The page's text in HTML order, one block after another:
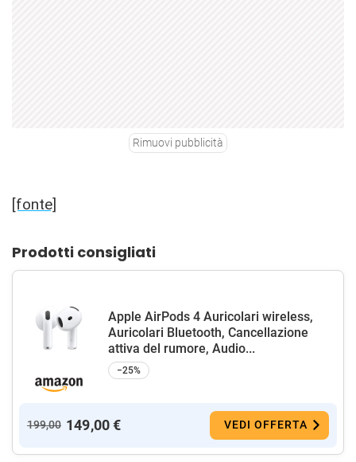
Rimuovi pubblicità
[fonte]
Prodotti consigliati
Apple AirPods 4 Auricolari wireless,
Auricolari Bluetooth, Cancellazione
attiva del rumore, Audio...
−25%
199,00 149,00 € VEDI OFFERTA